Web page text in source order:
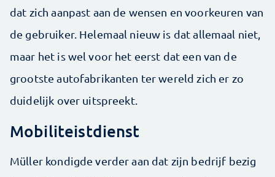
dat zich aanpast aan de wensen en voorkeuren van
de gebruiker. Helemaal nieuw is dat allemaal niet,
maar het is wel voor het eerst dat een van de
grootste autofabrikanten ter wereld zich er zo
duidelijk over uitspreekt.
Mobiliteistdienst
Müller kondigde verder aan dat zijn bedrijf bezig